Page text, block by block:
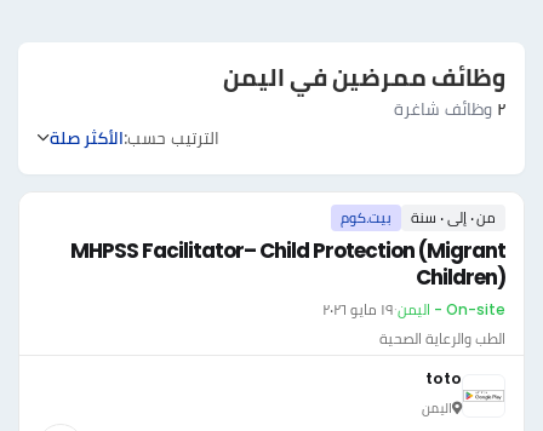
وظائف ممرضين في اليمن
٢ وظائف شاغرة
الترتيب حسب:الأكثر صلة
من ٠ إلى ٠ سنة بيت.كوم
MHPSS Facilitator– Child Protection (Migrant
Children)
On-site - اليمن ·١٩ مايو ٢٠٢٦
الطب والرعاية الصحية
toto
اليمن